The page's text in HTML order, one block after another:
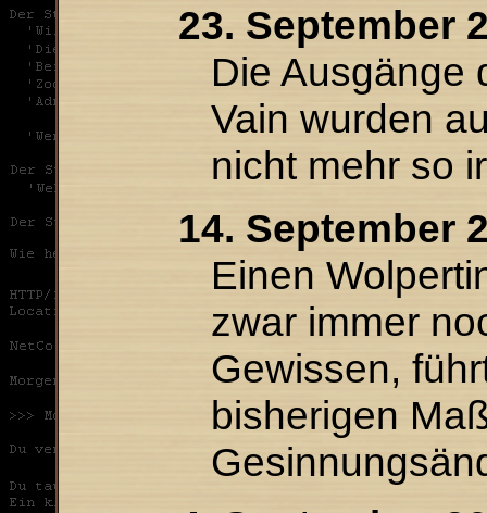
23. September
Die Ausgänge
Vain wurden
nicht mehr so
14. September
Einen
zwar immer
Gewissen,
bisherigen